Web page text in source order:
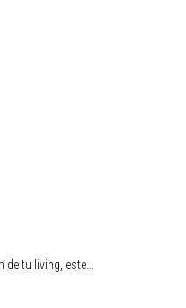
tu living, este…